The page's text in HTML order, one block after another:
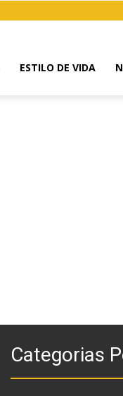
ESTILO DE VIDA
Categorias